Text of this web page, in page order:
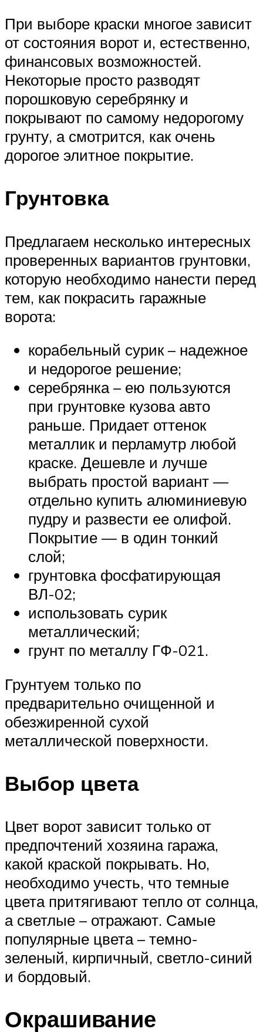
При выборе краски многое зависит
от состояния ворот и, естественно,
финансовых возможностей.
Некоторые просто разводят
порошковую серебрянку и
покрывают по самому недорогому
грунту, а смотрится, как очень
дорогое элитное покрытие.
Грунтовка
Предлагаем несколько интересных
проверенных вариантов грунтовки,
которую необходимо нанести перед
тем, как покрасить гаражные
ворота:
корабельный сурик – надежное
и недорогое решение;
серебрянка – ею пользуются
при грунтовке кузова авто
раньше. Придает оттенок
металлик и перламутр любой
краске. Дешевле и лучше
выбрать простой вариант —
отдельно купить алюминиевую
пудру и развести ее олифой.
Покрытие — в один тонкий
слой;
грунтовка фосфатирующая
ВЛ-02;
использовать сурик
металлический;
грунт по металлу ГФ-021.
Грунтуем только по
предварительно очищенной и
обезжиренной сухой
металлической поверхности.
Выбор цвета
Цвет ворот зависит только от
предпочтений хозяина гаража,
какой краской покрывать. Но,
необходимо учесть, что темные
цвета притягивают тепло от солнца,
а светлые – отражают. Самые
популярные цвета – темно-
зеленый, кирпичный, светло-синий
и бордовый.
Окрашивание